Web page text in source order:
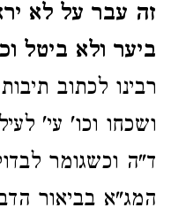
זה עבר על לא
ביער ולא ביטל
רבינו לכתוב
ושכחו וכו' עי'
ד"ה וכשגומר
המג"א בביאור